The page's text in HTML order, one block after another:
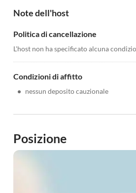
Note dell'host
Politica di cancellazione
L'host non ha specificato alcuna
Condizioni di affitto
• nessun deposito cauzionale
Posizione